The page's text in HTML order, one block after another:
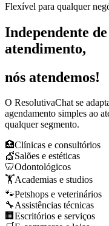
Flexível para qualquer
Independente
atendimento,
nós atendemos!
O ResolutivaChat se
agendamento simples ao
qualquer segmento.
🏥Clínicas e consultórios
💇Salões e estéticas
🦷Odontológicos
🏋️Academias e studios
🐾Petshops e veterinários
🔧Assistências técnicas
🏢 Escritórios e serviços